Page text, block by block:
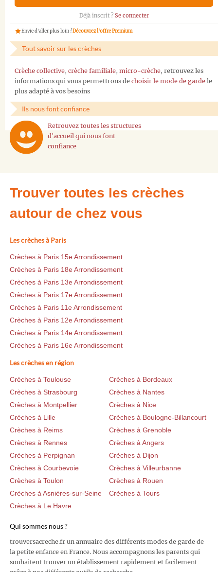
Déjà inscrit ? Se connecter
Envie d'aller plus loin ?Découvrez l'offre Premium
Tout savoir sur les crèches
Crèche collective, crèche familiale, micro-crèche, retrouvez les
informations qui vous permettrons de choisir le mode de garde le
plus adapté à vos besoins
Ils nous font confiance
Retrouvez toutes les structures
d'accueil qui nous font
confiance
Trouver toutes les crèches
autour de chez vous
Les crèches à Paris
Crèches à Paris 15e Arrondissement
Crèches à Paris 18e Arrondissement
Crèches à Paris 13e Arrondissement
Crèches à Paris 17e Arrondissement
Crèches à Paris 11e Arrondissement
Crèches à Paris 12e Arrondissement
Crèches à Paris 14e Arrondissement
Crèches à Paris 16e Arrondissement
Les crèches en région
Crèches à Toulouse
Crèches à Bordeaux
Crèches à Strasbourg
Crèches à Nantes
Crèches à Montpellier
Crèches à Nice
Crèches à Lille
Crèches à Boulogne-Billancourt
Crèches à Reims
Crèches à Grenoble
Crèches à Rennes
Crèches à Angers
Crèches à Perpignan
Crèches à Dijon
Crèches à Courbevoie
Crèches à Villeurbanne
Crèches à Toulon
Crèches à Rouen
Crèches à Asnières-sur-Seine
Crèches à Tours
Crèches à Le Havre
Qui sommes nous ?
trouversacreche.fr un annuaire des différents modes de garde de
la petite enfance en France. Nous accompagnons les parents qui
souhaitent trouver un établissement rapidement et facilement